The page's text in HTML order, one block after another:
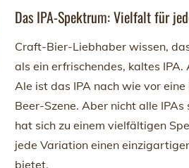
Das IPA-Spektrum: Vielfalt für
Craft-Bier-Liebhaber wissen,
als ein erfrischendes, kaltes
Ale ist das IPA nach wie vor
Beer-Szene. Aber nicht alle
hat sich zu einem vielfältigen
jede Variation einen
bietet.